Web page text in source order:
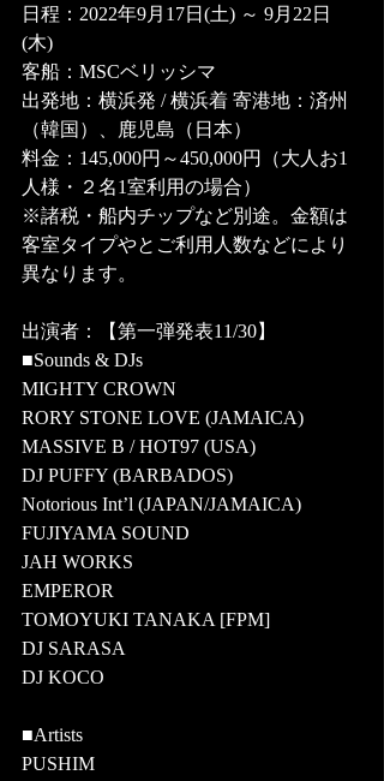
日程：2022年9月17日(土) ～ 9月22日
(木)
客船：MSCベリッシマ
出発地：横浜発 / 横浜着 寄港地：済州
（韓国）、鹿児島（日本）
料金：145,000円～450,000円（大人お1
人様・２名1室利用の場合）
※諸税・船内チップなど別途。金額は
客室タイプやとご利用人数などにより
異なります。
出演者：【第一弾発表11/30】
■Sounds & DJs
MIGHTY CROWN
RORY STONE LOVE (JAMAICA)
MASSIVE B / HOT97 (USA)
DJ PUFFY (BARBADOS)
Notorious Int’l (JAPAN/JAMAICA)
FUJIYAMA SOUND
JAH WORKS
EMPEROR
TOMOYUKI TANAKA [FPM]
DJ SARASA
DJ KOCO
■Artists
PUSHIM